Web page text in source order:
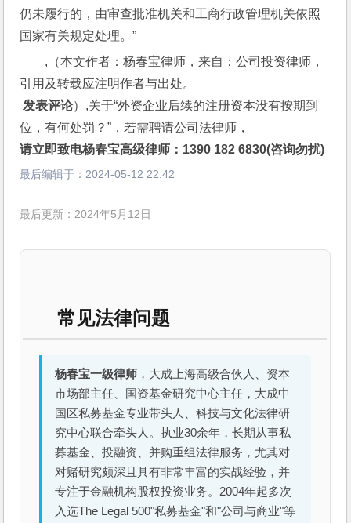
仍未履行的，由审查批准机关和工商行政管理机关依照
国家有关规定处理。”
,（本文作者：杨春宝律师，来自：公司投资律师，
引用及转载应注明作者与出处。
发表评论）,关于“外资企业后续的注册资本没有按期到
位，有何处罚？”，若需聘请公司法律师，
请立即致电杨春宝高级律师：1390 182 6830(咨询勿扰)
最后编辑于： 2024-05-12 22:42
最后更新：2024年5月12日
常见法律问题
杨春宝一级律师 ，大成上海高级合伙人、资本
市场部主任、国资基金研究中心主任，大成中
国区私募基金专业带头人、科技与文化法律研
究中心联合牵头人。执业30余年，长期从事私
募基金、投融资、并购重组法律服务，尤其对
对赌研究颇深且具有非常丰富的实战经验，并
专注于金融机构股权投资业务。2004年起多次
入选The Legal 500"私募基金"和"公司与商业"等